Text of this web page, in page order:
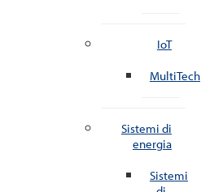
IoT
MultiTech
Sistemi di
energia
Sistemi